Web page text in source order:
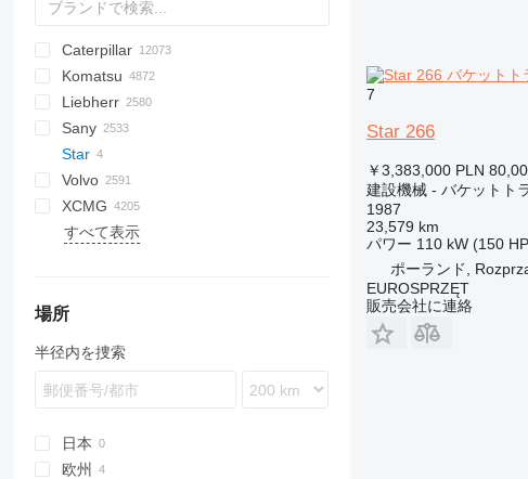
Titan
AL
AS
AZ
SP
SR
SV
AX
X-Series
AFW
ASC
ATR
AV
RAMMAX
HD
FlexiROC
ROC
SmartROC
1304
1404
1604
AR
MH
W series
400 - series
500 - series
700 - series
BC
BF
BM
BP
BT
BVP
BW
MPH
BG
RG
BB
DTV
SF
TW
553
753
A series
E series
S series
T series
GSH
Leonardo
AHK
K-series
PC
CK
3.5
B-series
C-series
450
570
580
590
621
695
721
770
CX
SR
SV
W-series
Caterpillar
12H
12M
120
140
160
226
236
302
303
304
305
306
CM
Scorpion
Torion
MC
BlockKing
MobKing
30
60
100
CF
LF
Mega
D-series
RH
AC
CC
DF
DK
DX
F-series
JCPT
JT
R-series
Framax
Frami
DH
DL
DX
TD
CA
CC
CP
CS
F series
LP
PL
R-series
AirROC
W-series
ER
Compact
Turbomix
ATF
F-series
RTF
FL
EX
FD
FH
FR
W-series
Cargo
FS
F-series
MHL
HCR
HRE
EK
R-series
RT
SL
AWP
GR
GS
S series
Z series
D-series
G2200
G2300
G2700
G5000
V-series
GT
XL
GMK
RT
TMS
D-series
BG
3307
3412
DV
GRW
H-series
HC
HD
Compact
H-series
HA
HT
Optimum
Star
HMK
700
LL
EX
KH
ZW
ZX
Zaxis
SCX
C-series
H-series
A-series
FS
K-series
ZL
HL-series
HW-series
HX-series
R-series
Robex
HBR
Daily
EuroCargo
Eurotrakker
Trakker
YF
DD
SD
ELF
IT
1CX
2CX
3CX
3DX
4CX
5CX
16C-1
220X
225
403
406
407
10
340AJ
450
460
520
600
660
1250
1350
1930
1932
2030
CT
HT
KV
SPX
410
PM
KR
NK
KR
KM
7055
7150
CKE
RK
SK
Komatsu
D series
GD
PC
PW
SK
WA
5035
5050
5065
5075
Allrad
KL
KMK
A-series
GL-series
K-series
KH-series
KX-series
M-series
A-series
AR
AS
MT
SR
SS
Liebherr
A-series
HS
K-Series
L-series
LB
LTC
LTF
LTM
LTR
MK
SL
HTC
836
855
856
920E
922
LG
LTC
ZL
GRIL
CDM
LG
FR
LE
TGA
TGL
TGM
TGS
MP
Madpatcher
MC
DS
ES
HR
AETJ
ATJ
MT
TJ
VJR
XE
MI
Parma
MW
6
8
12
714
AS
A-series
Actros
Antos
Arocs
Atego
Axor
DBM
TF
Canter
VA
AL
B-series
D-series
E-series
L-series
LB
120
HR
N-series
Cabstar
NT
NM
F-series
L-series
MH
RH
Snake
H-series
S151-19E
ATT
SK
Spider 18.90 Pro
GTMR
H-series
HD
IGO
MC
BSA
M-series
SP
MR
RW
C-series
K-series
Kerax
Master
Maxity
XN
R-series
RX
E-Series
ER
L-Series
LG
655
656
816
919
920
TS
SE
Commando
DI
DP
DX
Dino
Sany
HBT
QY
SAC
SAP
P-series
R-series
SP
1622
2024
2028
2430
8620 T
SL
613
630
730
818
5500
S series
F3000
SD
SD
SE
SJ
A-series
S-series
R312
SF
SM
SR
1265
SK
Star
HA
LS
SH
SWE
SWL
FR85
ATF
ATF
GR
GT
TB
TL
815
T-series
A-series
AC
RC
CF
300F
URW
D-series
S-series
T-series
W
Volvo
BL
BLC
EW
EWR
FL
FM
FMX
AB
MT
6003
BS
RD
RT
WL
DPU
ET
CR
SRV
1140
1160
4080
T-series
WG
AR
AW
KMA
SP
XCMG
GR
QY
RP
WZ
XC
XD
B-series
ZM
ZL
HBT
ZS
ZT
H
すべて表示
場所
半径内を捜索
日本
欧州
7
Star 266
￥3,383,000 PLN
建設機械 - バケットト
1987
23,579 km
パワー 110 kW (150
ポーランド,
EUROSPRZĘT
販売会社に連絡